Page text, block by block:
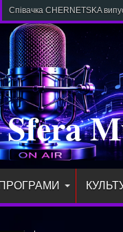
Співачка CHERNETSKA
ПРОГРАМИ